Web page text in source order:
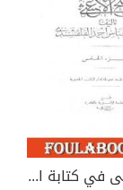
صبح الأعشى في كتابة الإنشا - الجزء الخامس: تابع المقالة الثانية - المقالة الثالثة